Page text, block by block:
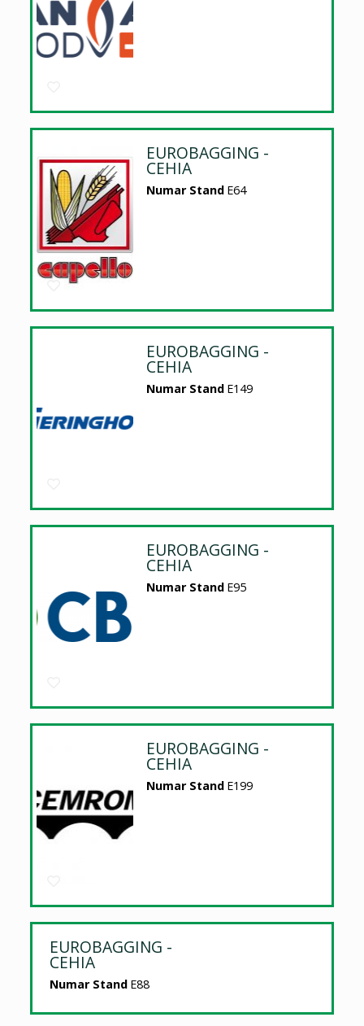
EUROBAGGING -
CEHIA
Numar Stand E64
EUROBAGGING -
CEHIA
Numar Stand E149
EUROBAGGING -
CEHIA
Numar Stand E95
EUROBAGGING -
CEHIA
Numar Stand E199
EUROBAGGING -
CEHIA
Numar Stand E88